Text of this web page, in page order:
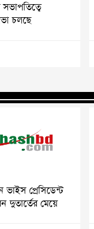
সভাপতিত্বে
চলছে
ভাইস প্রেসিডেন্ট
দুতার্তের মেয়ে